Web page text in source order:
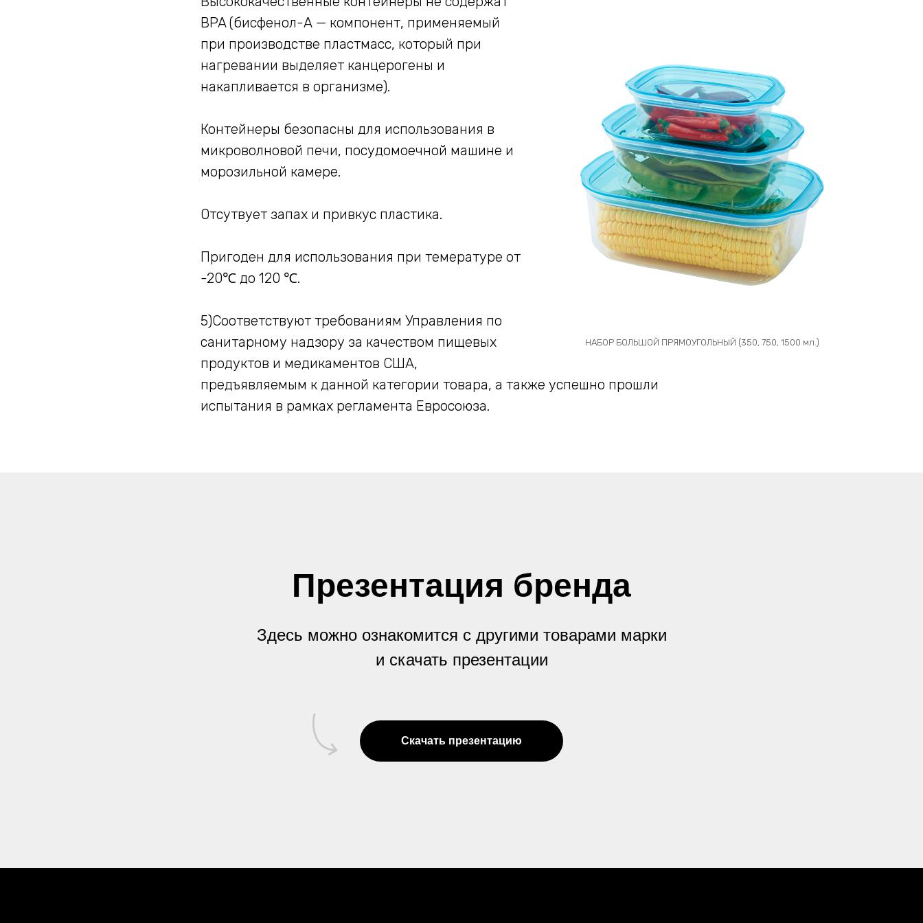
НАБОР БОЛЬШОЙ ПРЯМОУГОЛЬНЫЙ (350, 750, 1500 мл.)
BPA (бисфенол-А — компонент, применяемый
при производстве пластмасс, который при
нагревании выделяет канцерогены и
накапливается в организме).
Контейнеры безопасны для использования в
микроволновой печи, посудомоечной машине и
морозильной камере.
Отсутвует запах и привкус пластика.
Пригоден для использования при темературе от
-20℃ до 120 ℃.
5)Соответствуют требованиям Управления по
санитарному надзору за качеством пищевых
продуктов и медикаментов США,
предъявляемым к данной категории товара, а также успешно прошли
испытания в рамках регламента Евросоюза.
Презентация бренда
Здесь можно ознакомится с другими товарами марки
и скачать презентации
Скачать презентацию